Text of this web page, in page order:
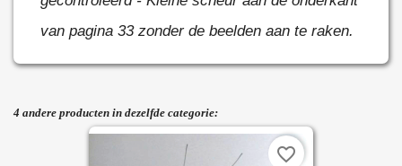
van pagina 33 zonder de beelden aan te raken.
4 andere producten in dezelfde categorie:
favorite_border